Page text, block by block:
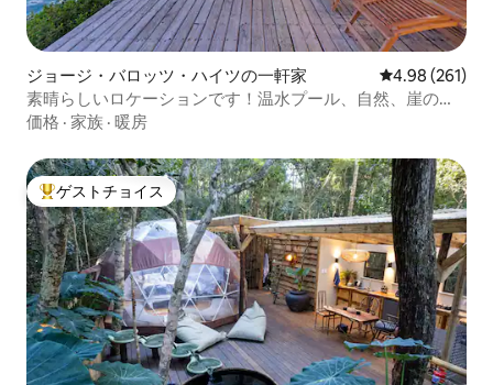
ジョージ・バロッツ・ハイツの一軒家 レビュー261
4.98 (261)
素晴らしいロケーションです！温水プール、自然、崖の
上！
価格 · 家族 · 暖房
大好評のゲストチョイスです。
ゲストチョイス